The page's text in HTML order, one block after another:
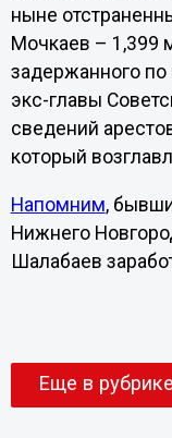
ныне
Мочкаев – 1,399
задержанного
экс-главы
сведений
который
Напомним,
Нижнего
Шалабаев
Еще в рубрике